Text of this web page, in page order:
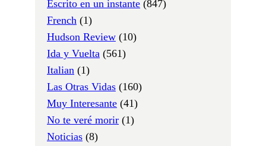
Escrito en un instante (847)
French (1)
Hudson Review (10)
Ida y Vuelta (561)
Italian (1)
Las Otras Vidas (160)
Muy Interesante (41)
No te veré morir (1)
Noticias (8)